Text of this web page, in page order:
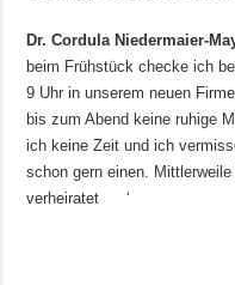
Dr. Cordula Niedermaier-
beim Frühstück checke ich
9 Uhr in unserem neuen
bis zum Abend keine ruhige
ich keine Zeit und ich
schon gern einen.
verheiratet
‘